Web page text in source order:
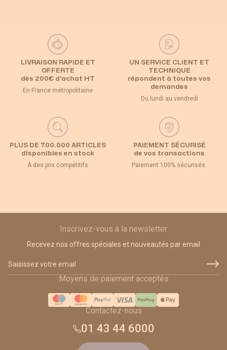
LIVRAISON RAPIDE ET
OFFERTE
dès 200€ d’achat HT
En France métropolitaine
UN SERVICE CLIENT ET
TECHNIQUE
répondent à toutes vos
demandes
Du lundi au vendredi
PLUS DE 700.000 ARTICLES
disponibles en stock
À des prix compétitifs
PAIEMENT SÉCURISÉ
de vos transactions
Paiement 100% sécurisés.
Inscrivez-vous à la newsletter
Recevez nos offres spéciales et nouveautés par email
Moyens de paiement acceptés
Contactez-nous
01 43 44 6000